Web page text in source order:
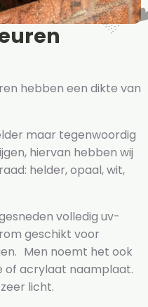
hebben een dikte van
maar tegenwoordig
hiervan hebben wij
helder, opaal, wit,
volledig uv-
geschikt voor
Men noemt het ook
of acrylaat naamplaat.
licht.